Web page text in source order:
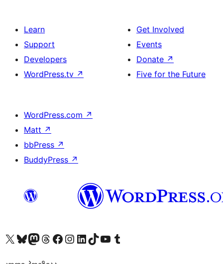
Learn
Support
Developers
WordPress.tv ↗
Get Involved
Events
Donate ↗
Five for the Future
WordPress.com ↗
Matt ↗
bbPress ↗
BuddyPress ↗
Visit our X (formerly Twitter) account
Visit our Bluesky account
Visit our Mastodon account
Visit our Threads account
Visit our Facebook page
Visit our Instagram account
Visit our LinkedIn account
Visit our TikTok account
Visit our YouTube channel
Visit our Tumblr account